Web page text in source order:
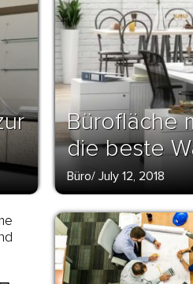
Bürofläche
die beste
Büro/ July 12, 2018